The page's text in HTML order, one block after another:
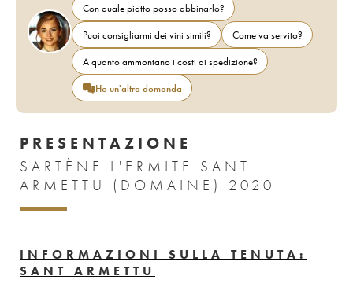
Con quale piatto posso abbinarlo?
Puoi consigliarmi dei vini simili?
Come va servito?
A quanto ammontano i costi di spedizione?
Ho un'altra domanda
PRESENTAZIONE
SARTÈNE L'ERMITE SANT
ARMETTU (DOMAINE) 2020
INFORMAZIONI SULLA TENUTA:
SANT ARMETTU